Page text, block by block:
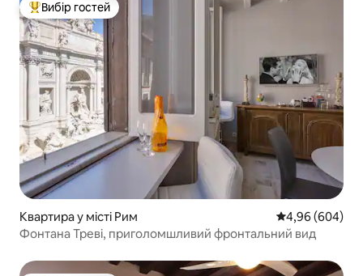
Топ вибір гостей
Вибір гостей
Квартира у місті Рим Середня
4,96 (604)
Фонтана Треві, приголомшливий фронтальний вид